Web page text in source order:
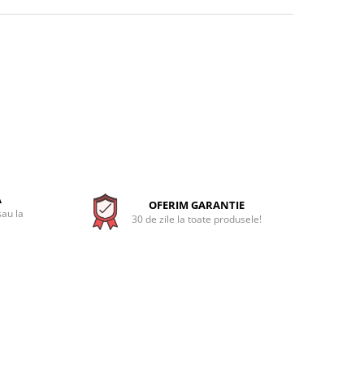
la
OFERIM GARANTIE
30 de zile la toate produsele!